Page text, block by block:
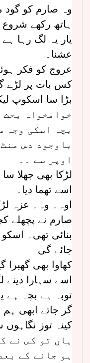
وہ صارم کو گود
ہاتھ رکھے شروع
یار یہ لگ رہا
عشنا۔
عروج کو فکر
کس بات پر لڑے
بڑا سا اسکوپ
خوامخواہ بحث
بچہ اسکی وجہ
باوجود دس
اوپر سے ۔۔
لڑکا بھی جھلا
اسے تھما دیا۔
اوہ۔ وہ۔ عزہ
صارم نے پچھلے
بنائی تھی۔
جائے گی
کھاوا بھی گھبرا
اسے سہارا دینے
توبہ ہے بچہ ہے
گر جاتے ابھی ہم
کینہ توز
ہاں تو کس نے
ہو جانے کے